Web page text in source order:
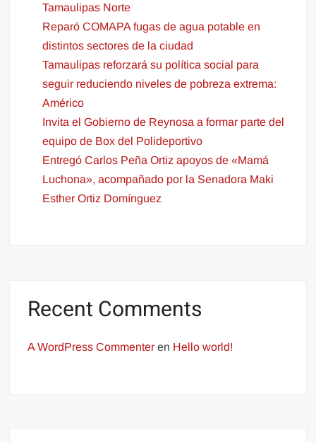
Tamaulipas Norte
Reparó COMAPA fugas de agua potable en
distintos sectores de la ciudad
Tamaulipas reforzará su política social para
seguir reduciendo niveles de pobreza extrema:
Américo
Invita el Gobierno de Reynosa a formar parte del
equipo de Box del Polideportivo
Entregó Carlos Peña Ortiz apoyos de «Mamá
Luchona», acompañado por la Senadora Maki
Esther Ortiz Domínguez
Recent Comments
A WordPress Commenter en Hello world!